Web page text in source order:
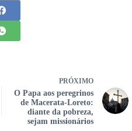
PRÓXIMO
O Papa aos peregrinos
de Macerata-Loreto:
diante da pobreza,
sejam missionários